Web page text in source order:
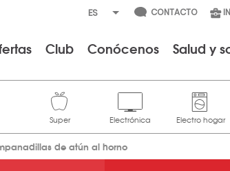
CONTACTO
Club Conócenos Salud y
de atún al horno